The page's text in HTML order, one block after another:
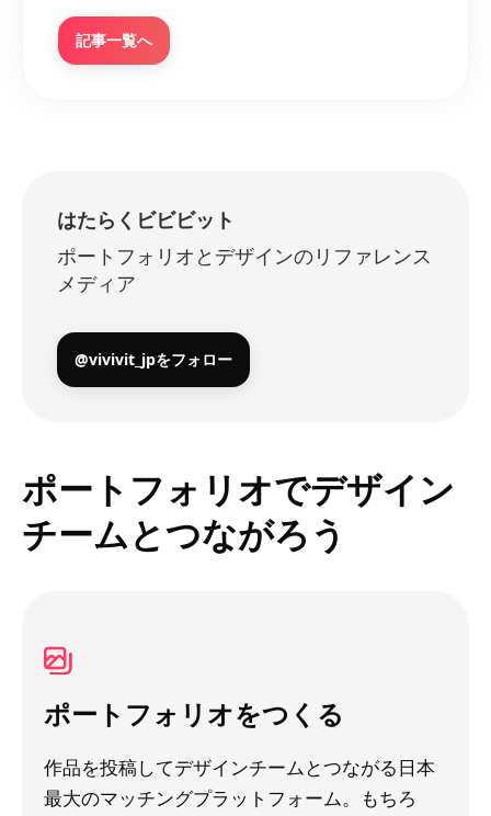
記事一覧へ
はたらくビビビット
ポートフォリオとデザインのリファレンス
メディア
@vivivit_jpをフォロー
ポートフォリオでデザイン
チームとつながろう
ポートフォリオをつくる
作品を投稿してデザインチームとつながる日本
最大のマッチングプラットフォーム。もちろ